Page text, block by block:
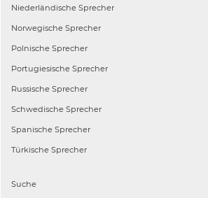
Niederländische Sprecher
Norwegische Sprecher
Polnische Sprecher
Portugiesische Sprecher
Russische Sprecher
Schwedische Sprecher
Spanische Sprecher
Türkische Sprecher
Suche